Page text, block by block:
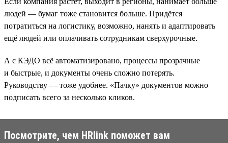
людей — бумаг тоже становится больше. Придётся
потратиться на логистику, возможно, нанять и адаптировать
ещё людей или оплачивать сотрудникам сверхурочные.
А с КЭДО всё автоматизировано, процессы прозрачные
и быстрые, и документы очень сложно потерять.
Руководству — тоже удобнее. «Пачку» документов можно
подписать всего за несколько кликов.
Посмотрите, чем HRlink поможет вам